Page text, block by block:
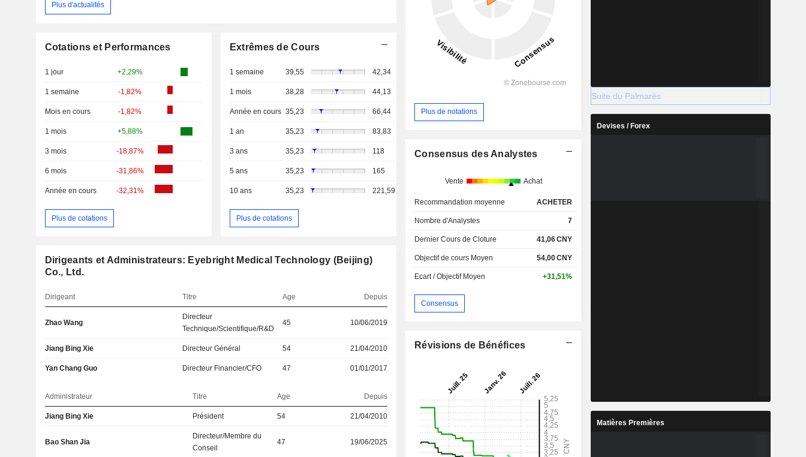
Plus d'actualités
Cotations et Performances
1 jour +2,29%
1 semaine -1,82%
Mois en cours -1,82%
1 mois +5,88%
3 mois -18,87%
6 mois -31,86%
Année en cours -32,31%
Plus de cotations
Extrêmes de Cours
1 semaine 39,55 42,34
1 mois 38,28 44,13
Année en cours 35,23 66,44
1 an 35,23 83,83
3 ans 35,23 118
5 ans 35,23 165
10 ans 35,23 221,59
Plus de cotations
Dirigeants et Administrateurs: Eyebright Medical Technology (Beijing)
Co., Ltd.
Dirigeant Titre Age Depuis
Zhao Wang
Directeur
Technique/Scientifique/R&D
45 10/06/2019
Jiang Bing Xie Directeur Général 54 21/04/2010
Yan Chang Guo Directeur Financier/CFO 47 01/01/2017
Administrateur Titre Age Depuis
Jiang Bing Xie Président 54 21/04/2010
Bao Shan Jia
Directeur/Membre du
Conseil
47 19/06/2025
Plus de notations
Consensus des Analystes
Vente Achat
Recommandation moyenne ACHETER
Nombre d'Analystes 7
Dernier Cours de Cloture 41,06CNY
Objectif de cours Moyen 54,00CNY
Ecart / Objectif Moyen +31,51%
Consensus
Révisions de Bénéfices
Suite du Palmarès
Devises / Forex
Matières Premières